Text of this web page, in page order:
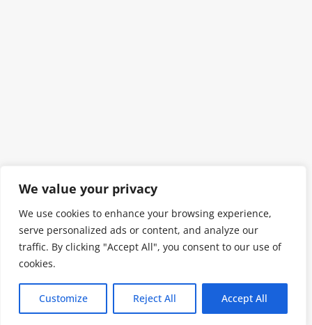
We value your privacy
We use cookies to enhance your browsing experience,
serve personalized ads or content, and analyze our
traffic. By clicking "Accept All", you consent to our use of
cookies.
Customize Reject All Accept All